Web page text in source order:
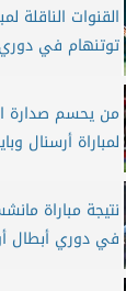
القنوات الناقلة
توتنهام في دوري
من يحسم صدارة
لمباراة أرسنال
نتيجة مباراة
في دوري أبطال